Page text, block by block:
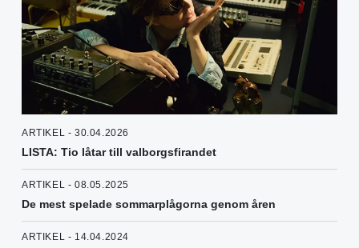
ARTIKEL - 30.04.2026
LISTA: Tio låtar till valborgsfirandet
ARTIKEL - 08.05.2025
De mest spelade sommarplågorna genom åren
ARTIKEL - 14.04.2024